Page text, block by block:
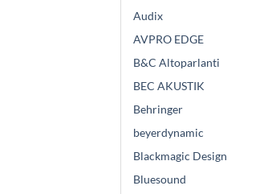
Audix
AVPRO EDGE
B&C Altoparlanti
BEC AKUSTIK
Behringer
beyerdynamic
Blackmagic Design
Bluesound